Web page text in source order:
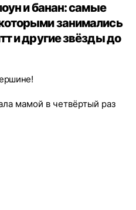
и банан: самые
занимались
и другие звёзды до